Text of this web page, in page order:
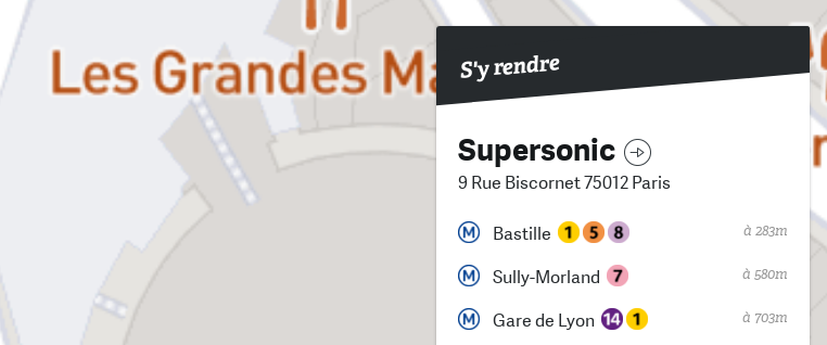
S'y rendre
Supersonic
9 Rue Biscornet 75012 Paris
Bastille à 283m
Sully-Morland à 580m
Gare de Lyon à 703m